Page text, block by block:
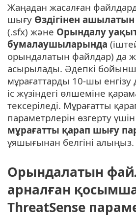
Жаңадан жасалған
шығу Өздігінен
(.sfx) және Орындалу
бумалаушыларында
орындалатын файлдар) да
асырылады. Әдепкі
мұрағаттарды 10-шы енгізу
іс жүзіндегі өлшеміне
тексеріледі. Мұрағатты
параметрлерін өзгерту үшін
мұрағатты қарап шығу
ұяшығынан белгіні алыңыз.
Орындалатын
арналған
ThreatSense